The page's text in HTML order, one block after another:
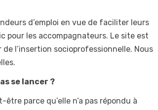
d’emploi en vue de faciliter leurs
pour les accompagnateurs. Le site est
l’insertion socioprofessionnelle. Nous
se lancer ?
parce qu’elle n’a pas répondu à